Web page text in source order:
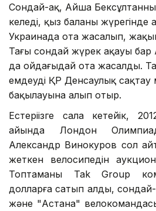
Сондай-ақ, Айша
келеді, қыз баланың жүрегінде
Украинада ота жасалып,
Тағы сондай жүрек ақауы бар
да ойдағыдай ота жасалды.
емдеуді ҚР Денсаулық сақтау
бақылауына алып отыр.
Естеріңізге сала кетейік,
айында Лондон
Александр Винокуров сол
жеткен велосипедін
Топтаманы Tak Group
долларға сатып алды, сондай-
және "Астана"